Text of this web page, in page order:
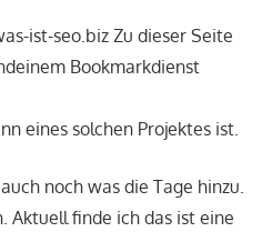
ist-seo.biz Zu dieser Seite
Bookmarkdienst
eines solchen Projektes ist.
noch was die Tage hinzu.
Aktuell finde ich das ist eine